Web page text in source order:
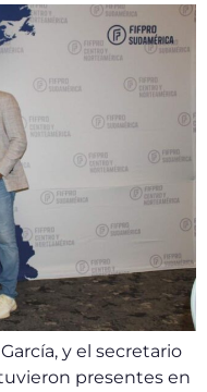
y el secretario
presentes en